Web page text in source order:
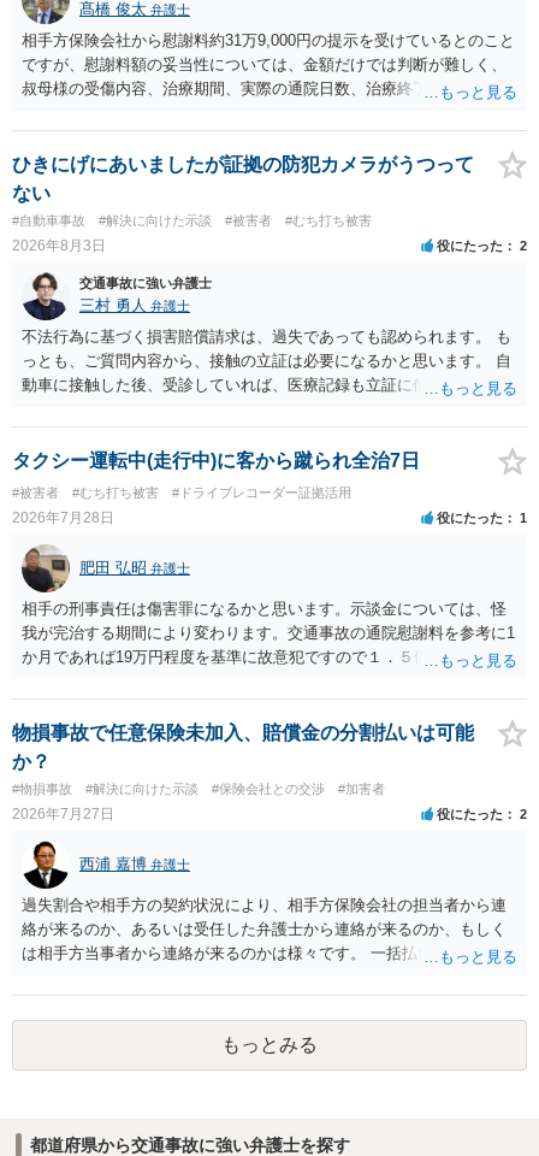
髙橋 俊太 弁護士
相手方保険会社から慰謝料約31万9,000円の提示を受けているとのこと
ですが、慰謝料額の妥当性については、金額だけでは判断が難しく、
叔母様の受傷内容、治療期間、実際の通院日数、治療終了の経緯、後
確認する必要があります。保険会社から提示される慰謝料額について
は、弁護士が介入することにより増額を検討できる場合がありますの
で、以下の資料・情報を準備した上で、弁護士に個別に相談すること
をお勧めいたします。 ・相手方保険会社から届いている示談金額の提
示書類 ・叔母様の診断名、けがの内容 ・治療開始日及び治療終了日
・入院の有無、通院回数 ・現在も症状が残っているか ・叔母様ご本人
やご家族等が加入している保険に、今回の事故で利用できる弁護士費
用特約が付帯しているか なお、被害者は叔母様ご本人となりますの
で、弁護士が受任する場合には、叔母様ご本人の依頼意思等を確認す
る必要があります。日本語での十分な意思疎通が難しいとのことです
ので、そのあたりのご事情も踏まえて、依頼意思の確認方法等を検討
ひきにげにあいましたが証拠の防犯カメラがうつって
ない
#自動車事故 #解決に向けた示談 #被害者 #むち打ち被害
2026年8月3日 役にたった 2
交通事故に強い弁護士
三村 勇人 弁護士
不法行為に基づく損害賠償請求は、過失であっても認められます。 も
っとも、ご質問内容から、接触の立証は必要になるかと思います。 自
動車に接触した後、受診していれば、医療記録も立証に使えるかと思
士にご相談ください。
タクシー運転中(走行中)に客から蹴られ全治7日
#被害者 #むち打ち被害 #ドライブレコーダー証拠活用
2026年7月28日 役にたった 1
肥田 弘昭 弁護士
相手の刑事責任は傷害罪になるかと思います。示談金については、怪
我が完治する期間により変わります。交通事故の通院慰謝料を参考に1
か月であれば19万円程度を基準に故意犯ですので１．５倍か2倍程度す
上がるかと思います。ご参考にしてください。
物損事故で任意保険未加入、賠償金の分割払いは可能
か？
#物損事故 #解決に向けた示談 #保険会社との交渉 #加害者
2026年7月27日 役にたった 2
西浦 嘉博 弁護士
過失割合や相手方の契約状況により、相手方保険会社の担当者から連
絡が来るのか、あるいは受任した弁護士から連絡が来るのか、もしく
は相手方当事者から連絡が来るのかは様々です。 一括払いや分割払い
金の支払いにつき、分割払いに合意すれば、和解は可能です。 他方で
合意しなければ和解できないことになります。 今後の見通しを知る為
に、交渉の方向性につき、最寄りの法律事務所で相談だけでもされる
ことも検討ください。
もっとみる
都道府県から交通事故に強い弁護士を探す